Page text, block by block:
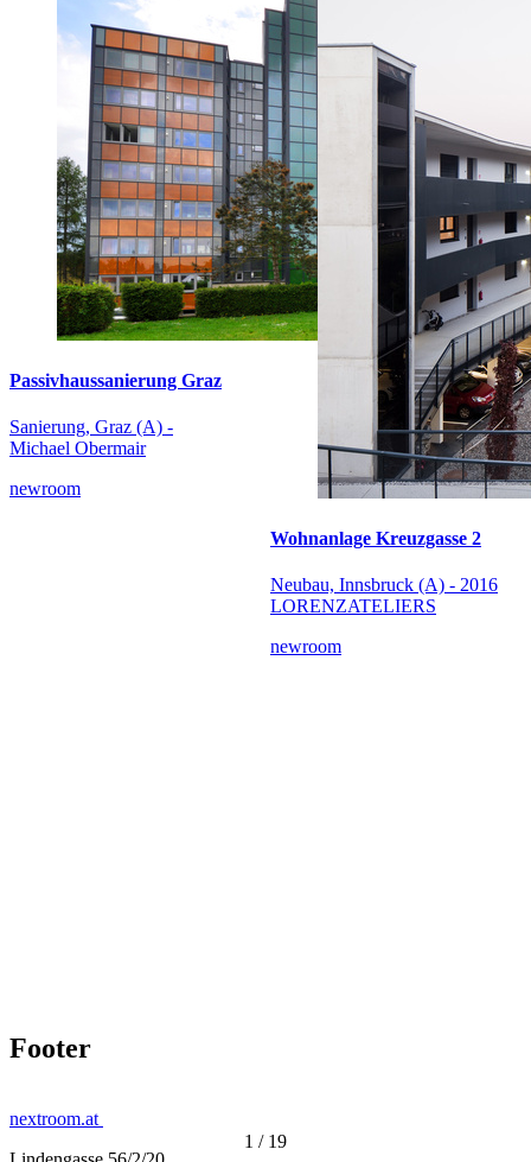
1 / 19
Passivhaussanierung Graz
Sanierung, Graz (A) -
Michael Obermair
newroom
Wohnanlage Kreuzgasse 2
Neubau, Innsbruck (A) - 2016
LORENZATELIERS
newroom
Footer
nextroom.at